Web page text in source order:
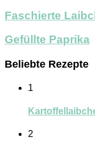
Faschierte
Gefüllte Paprika
Beliebte Rezepte
1
2